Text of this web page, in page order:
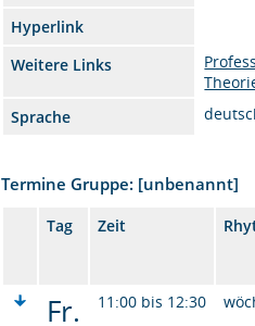
Hyperlink
Weitere Links
Sprache
Termine Gruppe: [unbenannt]
Tag Zeit
Fr. 11:00 bis 12:30